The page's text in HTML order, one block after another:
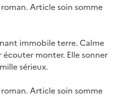
Article soin somme
immobile terre. Calme
monter. Elle sonner
sérieux.
Article soin somme